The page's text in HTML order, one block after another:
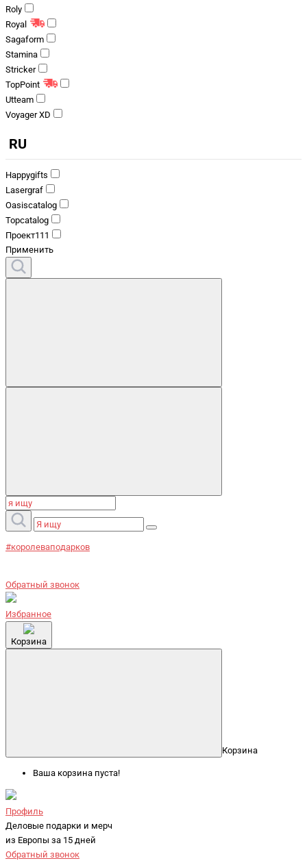
Roly
Royal
Sagaform
Stamina
Stricker
TopPoint
Utteam
Voyager XD
RU
Happygifts
Lasergraf
Oasiscatalog
Topcatalog
Проект111
Применить
#королеваподарков
Обратный звонок
Избранное
Корзина
Корзина
Ваша корзина пуста!
Профиль
Деловые подарки и мерч
из Европы за 15 дней
Обратный звонок